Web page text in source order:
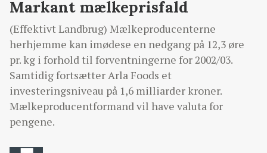
Markant mælkeprisfald
(Effektivt Landbrug) Mælkeproducenterne
herhjemme kan imødese en nedgang på 12,3 øre
pr. kg i forhold til forventningerne for 2002/03.
Samtidig fortsætter Arla Foods et
investeringsniveau på 1,6 milliarder kroner.
Mælkeproducentformand vil have valuta for
pengene.